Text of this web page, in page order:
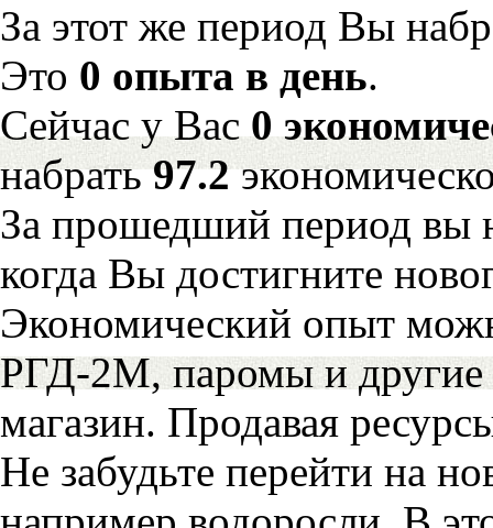
За этот же период Вы
Это 0 опыта в день.
Сейчас у Вас0
набрать97.2
За прошедший период вы
когда Вы достигните
Экономический опыт
РГД-2М, паромы и другие
магазин. Продавая
Не забудьте перейти на